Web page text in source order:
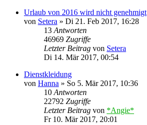
Urlaub von 2016 wird nicht genehmigt
von Setera » Di 21. Feb 2017, 16:28
13 Antworten
46969 Zugriffe
Letzter Beitrag von Setera
Di 14. Mär 2017, 00:54
Dienstkleidung
von Hanna » So 5. Mär 2017, 10:36
10 Antworten
22792 Zugriffe
Letzter Beitrag von *Angie*
Fr 10. Mär 2017, 20:01